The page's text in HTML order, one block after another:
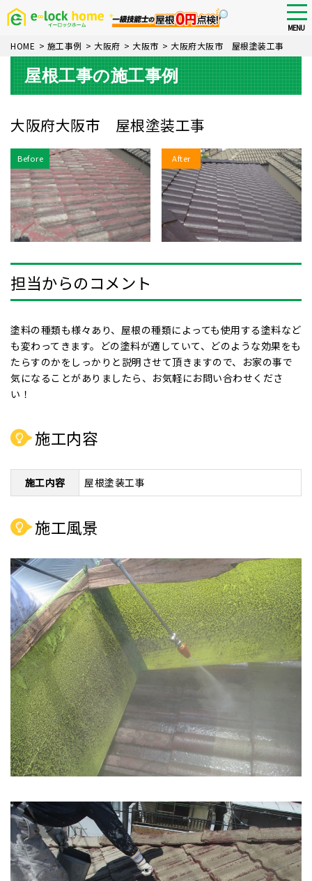
Skip
content
MENU
HOME > 施工事例 > 大阪府 > 大阪市 > 大阪府大阪市 屋根塗装工事
屋根工事の施工事例
大阪府大阪市 屋根塗装工事
Before After
担当からのコメント
塗料の種類も様々あり、屋根の種類によっても使用する塗料など
も変わってきます。どの塗料が適していて、どのような効果をも
たらすのかをしっかりと説明させて頂きますので、お家の事で
気になることがありましたら、お気軽にお問い合わせくださ
い！
施工内容
施工内容 屋根塗装工事
施工風景